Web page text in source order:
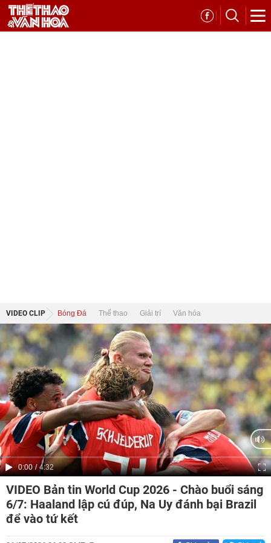
VIDEO CLIP Bóng Đá Thể thao Giải trí Văn hóa
Current
Time
0:00 / Duration
4:32
VIDEO Bản tin World Cup 2026 - Chào buổi sáng
6/7: Haaland lập cú đúp, Na Uy đánh bại Brazil
để vào tứ kết